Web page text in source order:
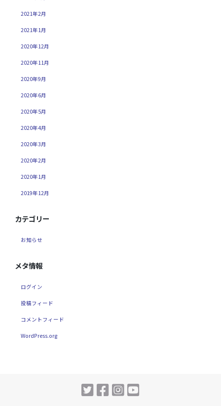
2021年2月
2021年1月
2020年12月
2020年11月
2020年9月
2020年6月
2020年5月
2020年4月
2020年3月
2020年2月
2020年1月
2019年12月
カテゴリー
お知らせ
メタ情報
ログイン
投稿フィード
コメントフィード
WordPress.org